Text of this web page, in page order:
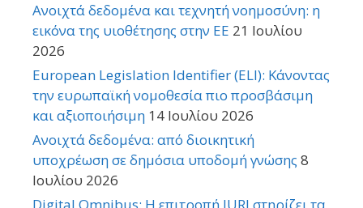
Ανοιχτά δεδομένα και τεχνητή νοημοσύνη: η
εικόνα της υιοθέτησης στην ΕΕ 21 Ιουλίου
2026
European Legislation Identifier (ELI): Κάνοντας
την ευρωπαϊκή νομοθεσία πιο προσβάσιμη
και αξιοποιήσιμη 14 Ιουλίου 2026
Ανοιχτά δεδομένα: από διοικητική
υποχρέωση σε δημόσια υποδομή γνώσης 8
Ιουλίου 2026